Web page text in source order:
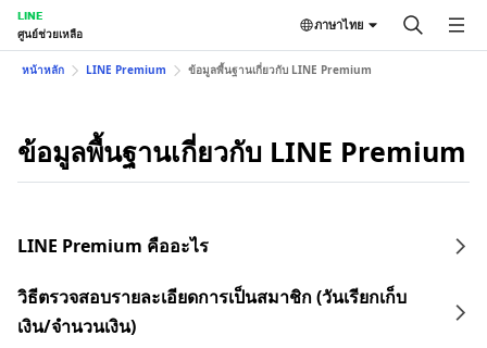
LINE
ศูนย์ช่วยเหลือ
ภาษาไทย
หน้าหลัก LINE Premium ข้อมูลพื้นฐานเกี่ยวกับ LINE Premium
ข้อมูลพื้นฐานเกี่ยวกับ LINE Premium
LINE Premium คืออะไร
วิธีตรวจสอบรายละเอียดการเป็นสมาชิก (วันเรียกเก็บ
เงิน/จำนวนเงิน)